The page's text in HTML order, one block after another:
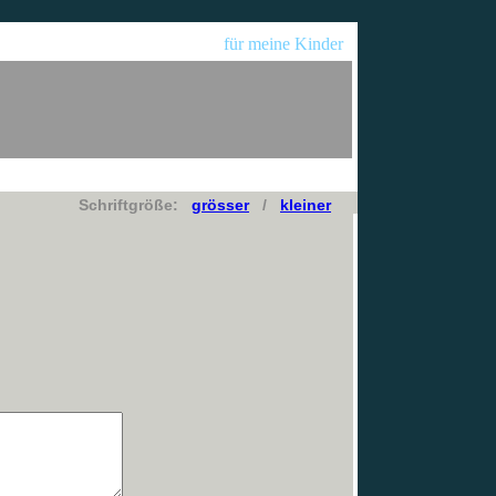
für meine Kinder
Schriftgröße: grösser/ kleiner